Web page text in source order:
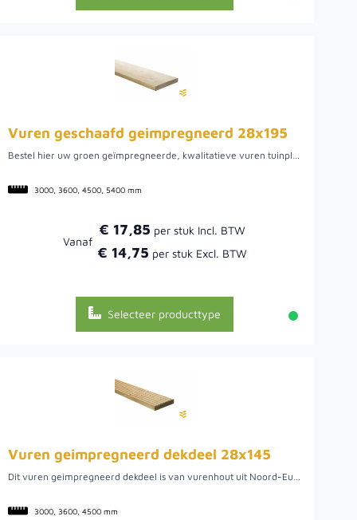
Vuren geschaafd geimpregneerd 28x195
Bestel hier uw groen geïmpregneerde, kwalitatieve vuren tuinplank uit Noord-Europa. We hebben een ruime voorraad in diverse lengtes, zoals 3.00, 3.60, 4.50 en 5.40 meter. Het ruime assortiment maakt het mogelijk om de verschillende lengtes te combineren om een optimaal zaagrendement te behalen. Dit hout biedt een mooie tuinplank om verschillende werkzaamheden mee uit te voeren, zo kunt u het bijvoorbeeld gebruiken voor uw tuinpoort of schutting, maar ook voor een plantenbak of mooie afrastering. Doordat het vurenhout uit Noord-Europa komt, is het van een mooie kwaliteit. Hier kan het hout namelijk rustig groeien wat uiteindelijk een rustige en stabiele plank oplevert.
3000, 3600, 4500, 5400 mm
Vanaf
€ 17,85
€ 14,75
Selecteer producttype
Vuren geimpregneerd dekdeel 28x145
Dit vuren geimpregneerd dekdeel is van vurenhout uit Noord-Europa. Vurenhout komt van de fijnspar en is in Nederland de meest gebruikte naaldhoutsoort. Het is makkelijk bewerkbaar hout en relatief goedkoop. Vuren is niet een heel duurzaam soort hout, maar is wel een relatief makkelijk te impregneren, verven, beitsen en af te lakken houtsoort wat het weer erg eenvoudig bewerkbaar maakt. Uiteraard kunnen we dekdelen voor u op maat zagen als de gewenste maat er niet tussen staat. De dekdelen zijn al geimpregeerd voor een langere levensduur. Het hout heeft een beperkte levensduur ten opzichte van Bangkirai hout, maar biedt wel een goedkoper alternatief.
3000, 3600, 4500 mm